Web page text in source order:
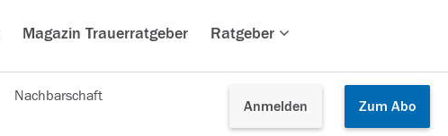
Magazin Trauerratgeber Ratgeber
Anmelden Zum Abo
Nachbarschaft